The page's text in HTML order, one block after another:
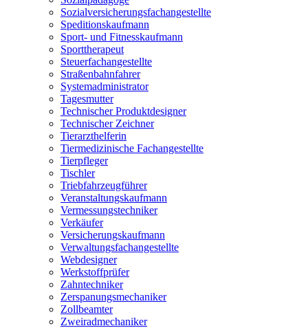
Sozialversicherungsfachangestellte
Speditionskaufmann
Sport- und Fitnesskaufmann
Sporttherapeut
Steuerfachangestellte
Straßenbahnfahrer
Systemadministrator
Tagesmutter
Technischer Produktdesigner
Technischer Zeichner
Tierarzthelferin
Tiermedizinische Fachangestellte
Tierpfleger
Tischler
Triebfahrzeugführer
Veranstaltungskaufmann
Vermessungstechniker
Verkäufer
Versicherungskaufmann
Verwaltungsfachangestellte
Webdesigner
Werkstoffprüfer
Zahntechniker
Zerspanungsmechaniker
Zollbeamter
Zweiradmechaniker